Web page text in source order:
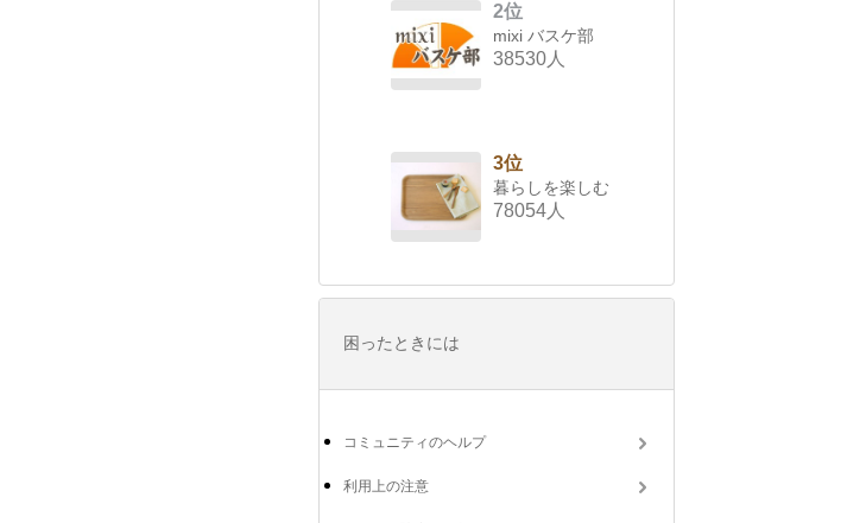
2位
mixi バスケ部
38530人
3位
暮らしを楽しむ
78054人
困ったときには
コミュニティのヘルプ
利用上の注意